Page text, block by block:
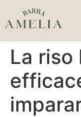
La riso